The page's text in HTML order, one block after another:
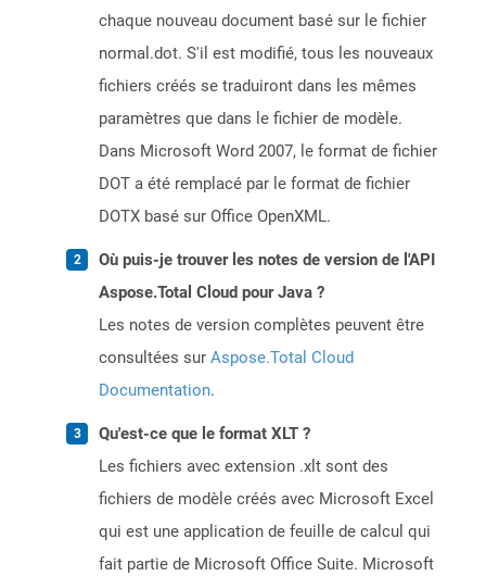
chaque nouveau document basé sur le fichier
normal.dot. S'il est modifié, tous les nouveaux
fichiers créés se traduiront dans les mêmes
paramètres que dans le fichier de modèle.
Dans Microsoft Word 2007, le format de fichier
DOT a été remplacé par le format de fichier
DOTX basé sur Office OpenXML.
Où puis-je trouver les notes de version de l'API
Aspose.Total Cloud pour Java ?
Les notes de version complètes peuvent être
consultées sur Aspose.Total Cloud
Documentation.
Qu'est-ce que le format XLT ?
Les fichiers avec extension .xlt sont des
fichiers de modèle créés avec Microsoft Excel
qui est une application de feuille de calcul qui
fait partie de Microsoft Office Suite. Microsoft